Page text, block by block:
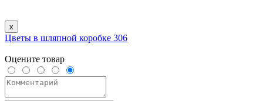
x
Цветы в шляпной коробке 306
Оцените товар